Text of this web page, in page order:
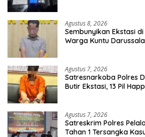
Agustus 8, 2026
Sembunyikan Ekstasi
Warga Kuntu
Agustus 7, 2026
Satresnarkoba Polres
Butir Ekstasi, 13 Pil
Agustus 7, 2026
Satreskrim Polres
Tahan 1 Tersangka